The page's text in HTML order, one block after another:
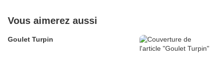
Vous aimerez aussi
Goulet Turpin